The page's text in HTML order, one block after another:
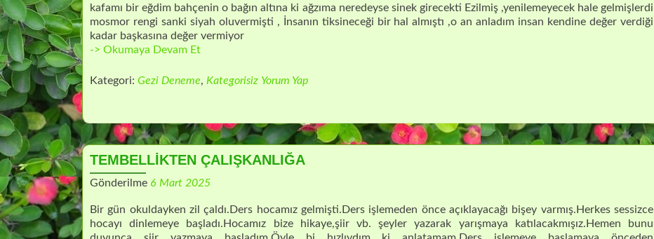
kafamı bir eğdim bahçenin o bağın altına ki ağzıma neredeyse sinek girecekti Ezilmiş ,yenilemeyecek hale gelmişlerdi
mosmor rengi sanki siyah oluvermişti , İnsanın tiksineceği bir hal almıştı ,o an anladım insan kendine değer verdiği
kadar başkasına değer vermiyor
-> Okumaya Devam EtDeğer
Kategori: Gezi Deneme, Kategorisiz Yorum Yap
TEMBELLİKTEN ÇALIŞKANLIĞA
Gönderilme 6 Mart 2025
Bir gün okuldayken zil çaldı.Ders hocamız gelmişti.Ders işlemeden önce açıklayacağı bişey varmış.Herkes sessizce
hocayı dinlemeye başladı.Hocamız bize hikaye,şiir vb. şeyler yazarak yarışmaya katılacakmışız.Hemen bunu